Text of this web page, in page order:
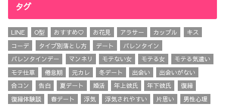
タグ
LINE O型 おすすめ♡ お花見 アラサー カップル
キス
コーデ
タイプ別落とし方 デート
バレンタイン
バレンタインデー
マンネリ モテない女 モテる女
モテる気遣い
モテ仕草
倦怠期 元カレ 冬デート 出会い
出会いがない
合コン
告白 夏デート 婚活 年上彼氏 年下彼氏
復縁
復縁体験談
春デート 浮気 浮気されやすい 片思い
男性心理